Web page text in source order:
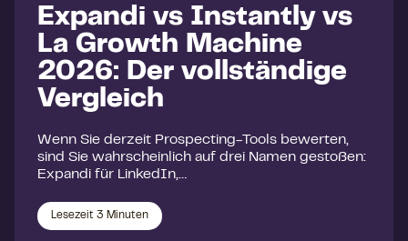
Expandi vs Instantly vs
La Growth Machine
2026: Der vollständige
Vergleich
Wenn Sie derzeit Prospecting-Tools bewerten,
sind Sie wahrscheinlich auf drei Namen gestoßen:
Expandi für LinkedIn,…
Lesezeit 3 Minuten